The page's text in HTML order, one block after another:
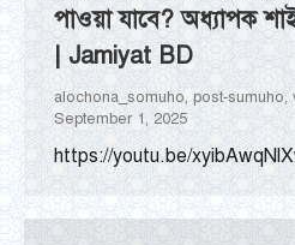
পাওয়া যাবে? অধ্যাপক
| Jamiyat BD
alochona_somuho, post-sumuho,
September 1, 2025
https://youtu.be/